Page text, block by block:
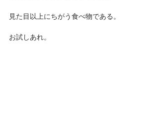
見た目以上にちがう食べ物である。
お試しあれ。